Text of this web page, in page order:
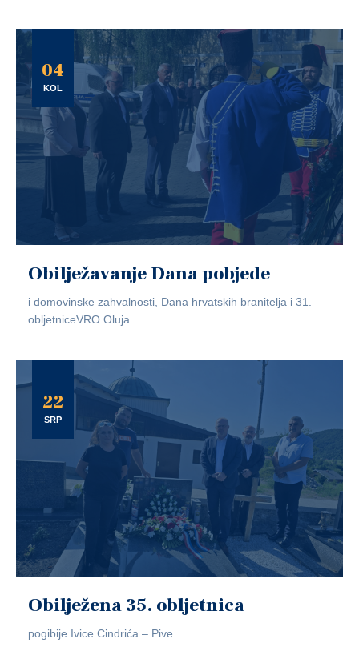
04
KOL
Obilježavanje Dana pobjede
i domovinske zahvalnosti, Dana hrvatskih branitelja i 31.
obljetniceVRO Oluja
22
SRP
Obilježena 35. obljetnica
pogibije Ivice Cindrića – Pive